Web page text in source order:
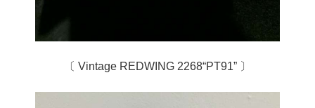
〔 Vintage REDWING 2268“PT91” 〕